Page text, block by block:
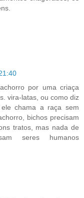
por uma criaça
vira-latas, ou como diz
chama a raça sem
bichos precisam
tratos, mas nada de
seres humanos